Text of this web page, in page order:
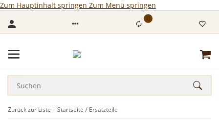
Zum Hauptinhalt springen Zum Menü springen
0
Zurück zur Liste Startseite Ersatzteile